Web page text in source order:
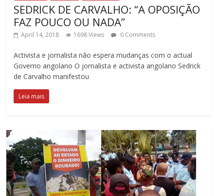
SEDRICK DE CARVALHO: “A OPOSIÇÃO
FAZ POUCO OU NADA”
April 14, 2018 1698 Views 0 Comments
Activista e jornalista não espera mudanças com o actual
Governo angolano O jornalista e activista angolano Sedrick
de Carvalho manifestou
Leia mais